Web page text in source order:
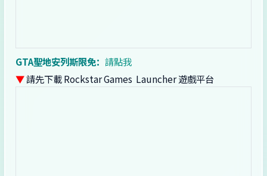
GTA聖地安列斯限免： 請點我
▼請先下載 Rockstar Games Launcher 遊戲平台